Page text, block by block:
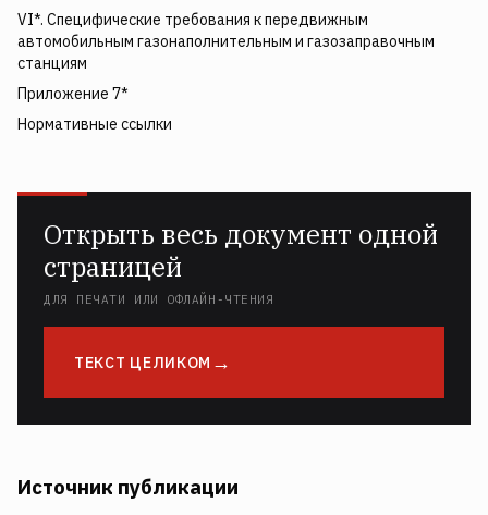
VI*. Специфические требования к передвижным
автомобильным газонаполнительным и газозаправочным
станциям
Приложение 7*
Нормативные ссылки
Открыть весь документ одной
страницей
ДЛЯ ПЕЧАТИ ИЛИ ОФЛАЙН-ЧТЕНИЯ
ТЕКСТ ЦЕЛИКОМ
Источник публикации